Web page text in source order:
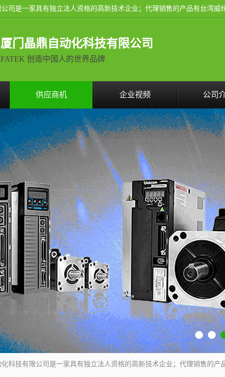
厦门晶鼎自动化科技有限公司
FATEK 创造中国人的世界品牌
供应商机 企业视频 公司